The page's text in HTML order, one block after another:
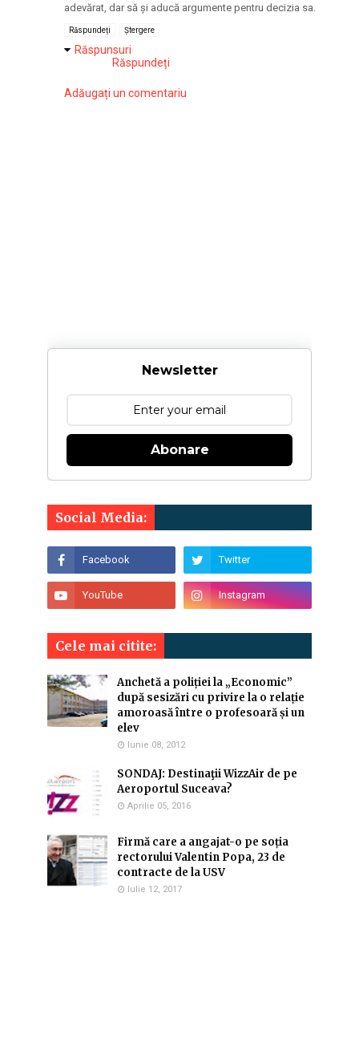
adevărat, dar să și aducă argumente pentru decizia sa.
Răspundeți Ștergere
Răspunsuri
Răspundeți
Adăugați un comentariu
Newsletter
Abonare
Social Media:
Cele mai citite:
Anchetă a poliției la „Economic”
după sesizări cu privire la o relație
amoroasă între o profesoară și un
elev
Iunie 08, 2012
SONDAJ: Destinaţii WizzAir de pe
Aeroportul Suceava?
Aprilie 05, 2016
Firmă care a angajat-o pe soția
rectorului Valentin Popa, 23 de
contracte de la USV
Iulie 12, 2017